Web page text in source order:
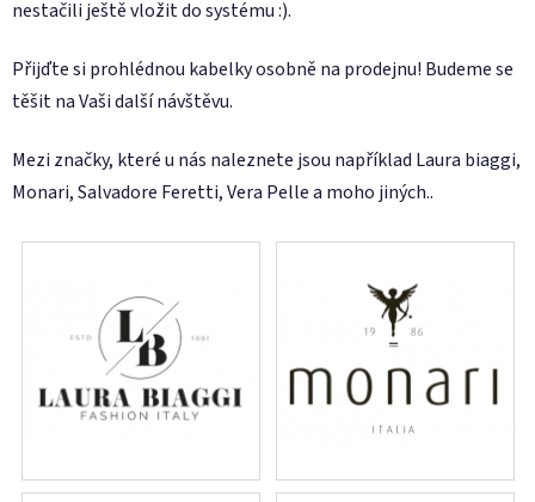
nestačili ještě vložit do systému :).
Přijďte si prohlédnou kabelky osobně na prodejnu! Budeme se
těšit na Vaši další návštěvu.
Mezi značky, které u nás naleznete jsou například Laura biaggi,
Monari, Salvadore Feretti, Vera Pelle a moho jiných..